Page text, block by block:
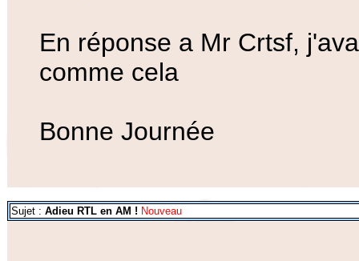
En réponse a Mr Crtsf,
comme cela
Bonne Journée
Sujet : Adieu RTL en AM ! Nouveau